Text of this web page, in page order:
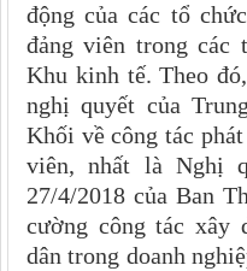
động của các tổ
đảng viên trong các
Khu kinh tế. Theo
nghị quyết của
Khối về công tác
viên, nhất là Nghị
27/4/2018 của Ban
cường công tác xây
dân trong doanh